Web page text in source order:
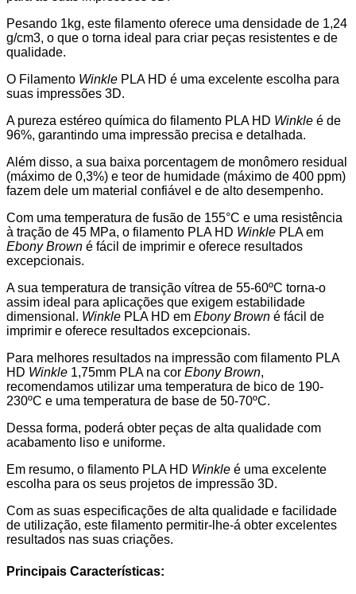
Pesando 1kg, este filamento oferece uma densidade de 1,24
g/cm3, o que o torna ideal para criar peças resistentes e de
qualidade.
O Filamento Winkle PLA HD é uma excelente escolha para
suas impressões 3D.
A pureza estéreo química do filamento PLA HD Winkle é de
96%, garantindo uma impressão precisa e detalhada.
Além disso, a sua baixa porcentagem de monômero residual
(máximo de 0,3%) e teor de humidade (máximo de 400 ppm)
fazem dele um material confiável e de alto desempenho.
Com uma temperatura de fusão de 155°C e uma resistência
à tração de 45 MPa, o filamento PLA HD Winkle PLA em
Ebony Brown é fácil de imprimir e oferece resultados
excepcionais.
A sua temperatura de transição vítrea de 55-60ºC torna-o
assim ideal para aplicações que exigem estabilidade
dimensional. Winkle PLA HD em Ebony Brown é fácil de
imprimir e oferece resultados excepcionais.
Para melhores resultados na impressão com filamento PLA
HD Winkle 1,75mm PLA na cor Ebony Brown,
recomendamos utilizar uma temperatura de bico de 190-
230ºC e uma temperatura de base de 50-70ºC.
Dessa forma, poderá obter peças de alta qualidade com
acabamento liso e uniforme.
Em resumo, o filamento PLA HD Winkle é uma excelente
escolha para os seus projetos de impressão 3D.
Com as suas especificações de alta qualidade e facilidade
de utilização, este filamento permitir-lhe-á obter excelentes
resultados nas suas criações.
Principais Características: